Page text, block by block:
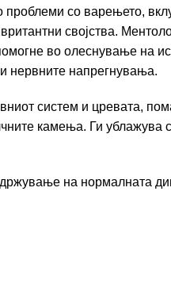
со варењето,
својства.
во олеснување на
нервните напрегнувања.
систем и цревата,
камења. Ги
на нормалната